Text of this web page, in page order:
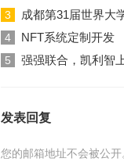
3 成都第31届世界大
4 NFT系统定制开发
5 强强联合，凯利智
发表回复
您的邮箱地址不会被公开